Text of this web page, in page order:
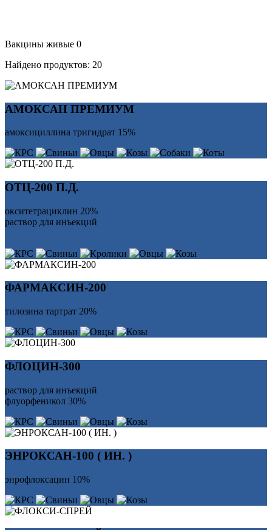
Вакцины живые 0
Найдено продуктов: 20
АМОКСАН ПРЕМИУМ
амоксициллина тригидрат 15%
ОТЦ-200 П.Д.
окситетрациклин 20%
раствор для инъекций
ФАРМАКСИН-200
тилозина тартрат 20%
ФЛОЦИН-300
раствор для инъекций
флуорфеникол 30%
ЭНРОКСАН-100 ( ИН. )
энрофлоксацин 10%